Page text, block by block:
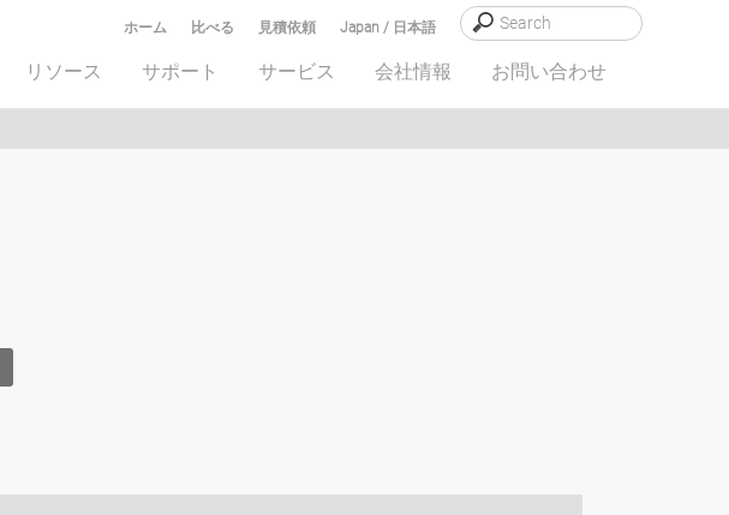
Japan / 日本語
見積依頼
比べる
ホーム
リソース サポート サービス 会社情報 お問い合わせ